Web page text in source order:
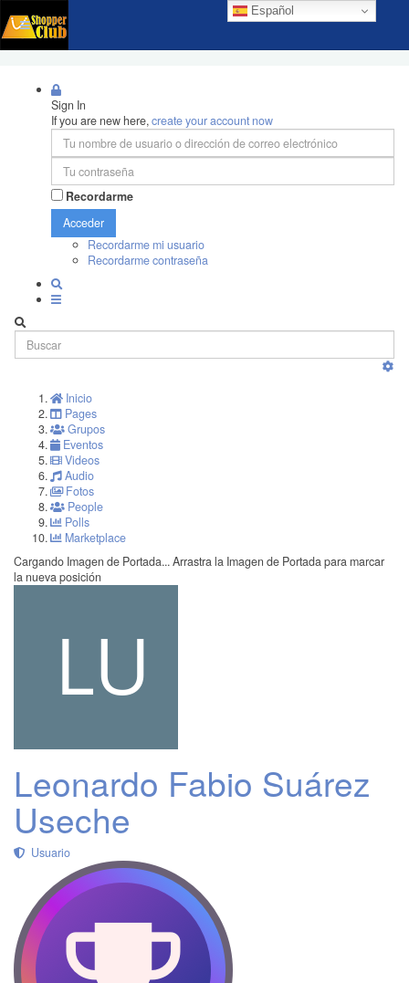
Español
Sign In
If you are new here,create your account now
Recordarme
Acceder
Recordarme mi usuario
Recordarme contraseña
Inicio
Pages
Grupos
Eventos
Videos
Audio
Fotos
People
Polls
Marketplace
Cargando Imagen de Portada... Arrastra la Imagen de Portada para marcar
la nueva posición
Leonardo Fabio Suárez
Useche
Usuario